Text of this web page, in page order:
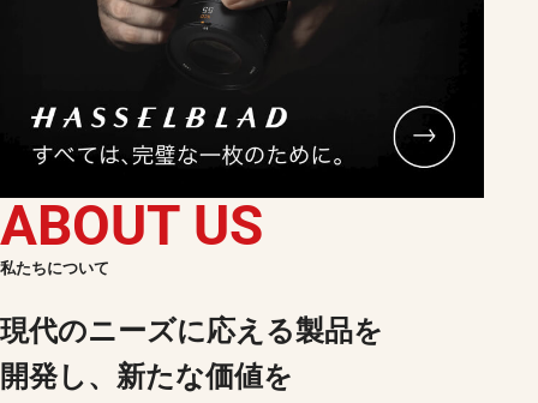
ABOUT US
私たちについて
現代のニーズに応える製品を
開発し、 新たな価値を